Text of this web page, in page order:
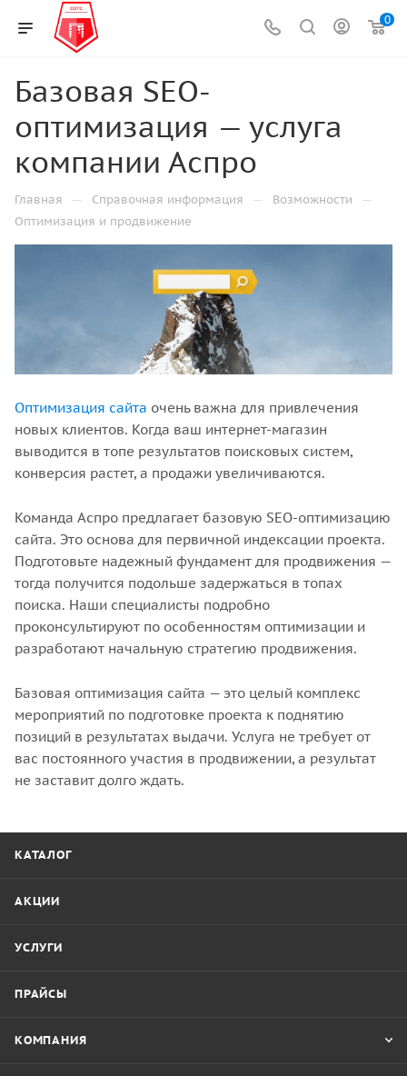
0
Базовая SEO-
оптимизация — услуга
компании Аспро
Главная — Справочная информация — Возможности —
Оптимизация и продвижение
Оптимизация сайта очень важна для привлечения
новых клиентов. Когда ваш интернет-магазин
выводится в топе результатов поисковых систем,
конверсия растет, а продажи увеличиваются.
Команда Аспро предлагает базовую SEO-оптимизацию
сайта. Это основа для первичной индексации проекта.
Подготовьте надежный фундамент для продвижения —
тогда получится подольше задержаться в топах
поиска. Наши специалисты подробно
проконсультируют по особенностям оптимизации и
разработают начальную стратегию продвижения.
Базовая оптимизация сайта — это целый комплекс
мероприятий по подготовке проекта к поднятию
позиций в результатах выдачи. Услуга не требует от
вас постоянного участия в продвижении, а результат
не заставит долго ждать.
КАТАЛОГ
АКЦИИ
УСЛУГИ
ПРАЙСЫ
КОМПАНИЯ